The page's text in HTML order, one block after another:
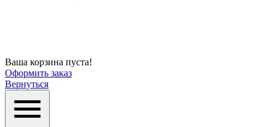
Ваша корзина пуста!
Оформить заказ
Вернуться